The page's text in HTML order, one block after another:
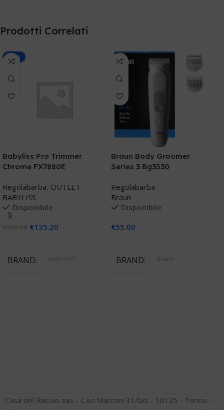
Prodotti Correlati
-20%
Babyliss Pro Trimmer
Chrome FX7880E
Regolabarba, OUTLET
BABYLISS
Disponibile
€135.20
BRAND BABYLISS
Braun Body Groomer
Series 3 Bg3530
Regolabarba
Braun
Disponibile
€55.00
BRAND Braun
Casa del Rasoio sas - C.so Marconi 31/bis - 10125 - Torino -